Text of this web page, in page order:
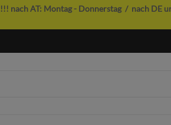
!!! nach AT: Montag - Donnerstag / nach DE